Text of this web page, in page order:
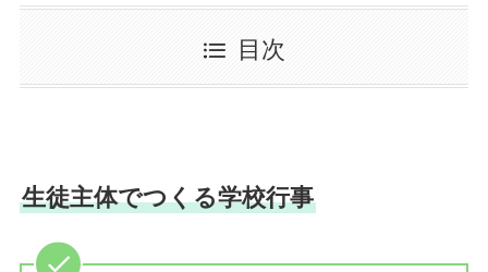
目次
生徒主体でつくる学校行事